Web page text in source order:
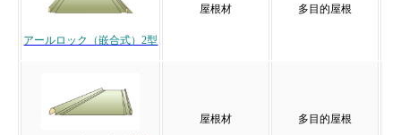
アールロック（嵌合式）2型
屋根材 多目的屋根
屋根材 多目的屋根